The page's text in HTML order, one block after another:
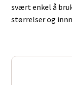
svært enkel å
størrelser og